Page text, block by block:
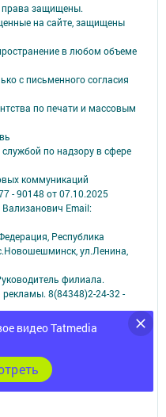
видео Tatmedia
защищены.
на сайте, защищены
в любом объеме
с письменного согласия
по печати и массовым
по надзору в сфере
коммуникаций
- 90148 от 07.10.2025
Email:
Республика
ул.Ленина,
филиала.
рекламы. 8(84348)2-24-32 -
nov@tatmedia.com
о фактах коррупции